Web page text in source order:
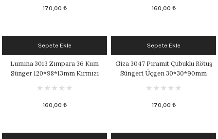
170,00 ₺ 160,00 ₺
Sepete Ekle
Lumina 3013 Zımpara 36 Kum
Sünger 120*98*13mm Kırmızı
160,00 ₺
Sepete Ekle
Giza 3047 Piramit Çubuklu Rötuş
Süngeri Üçgen 30*30*90mm
170,00 ₺